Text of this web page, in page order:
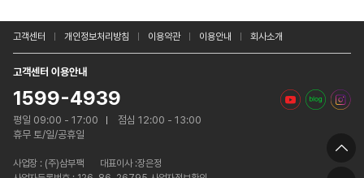
고객센터 개인정보처리방침 이용약관 이용안내 회사소개
고객센터 이용안내
1599-4939
평일 09:00 - 17:00
점심 12:00 - 13:00
휴무 토/일/공휴일
사업장 : (주)삼부팩
대표이사 :장은정